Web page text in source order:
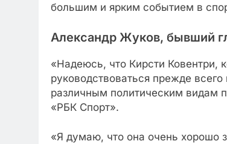
большим и ярким событием в
Александр Жуков, бывший
«Надеюсь, что Кирсти Ковентри,
руководствоваться прежде
различным политическим видам
«РБК Спорт».
«Я думаю, что она очень хорошо